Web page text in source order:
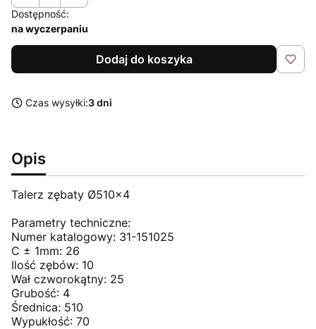
Dostępność:
na wyczerpaniu
Dodaj do koszyka
Czas wysyłki:3 dni
Opis
Talerz zębaty Ø510x4
Parametry techniczne:
Numer katalogowy: 31-151025
C ± 1mm: 26
Ilość zębów: 10
Wał czworokątny: 25
Grubość: 4
Średnica: 510
Wypukłość: 70